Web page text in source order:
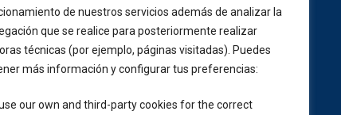
de nuestros servicios además de analizar la
que se realice para posteriormente realizar
técnicas (por ejemplo, páginas visitadas). Puedes
más información y configurar tus preferencias:
our own and third-party cookies for the correct
·